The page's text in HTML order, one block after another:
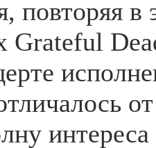
повторяя в
Grateful